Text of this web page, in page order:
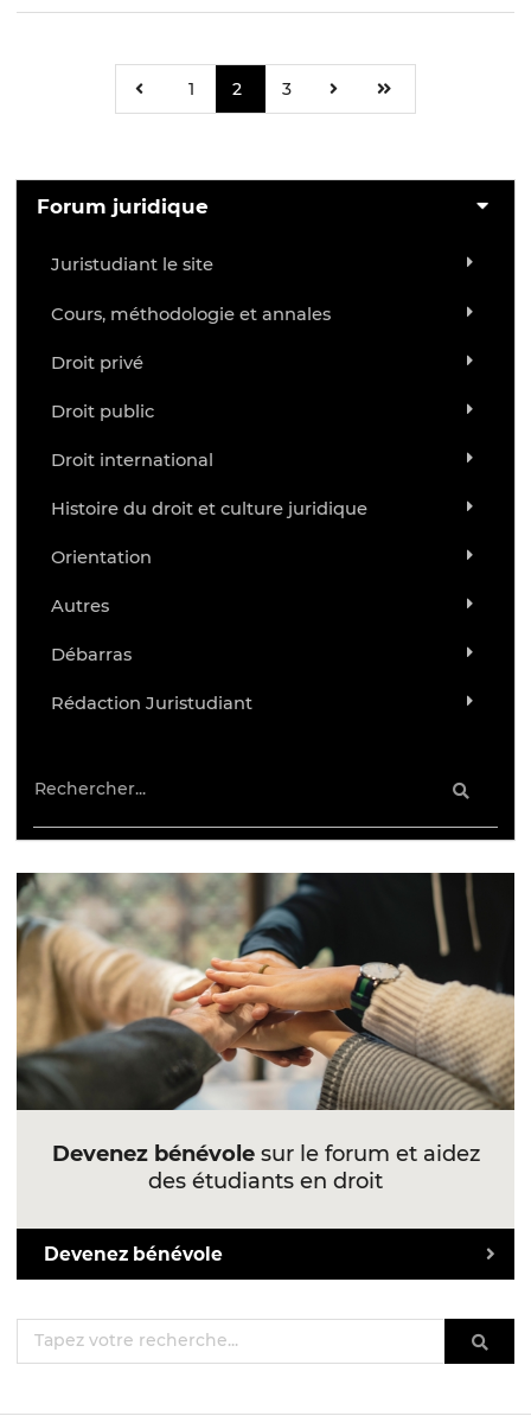
1 2 3
Forum juridique
Juristudiant le site
Cours, méthodologie et annales
Droit privé
Droit public
Droit international
Histoire du droit et culture juridique
Orientation
Autres
Débarras
Rédaction Juristudiant
Devenez bénévolesur le forum et aidez
des étudiants en droit
Devenez bénévole